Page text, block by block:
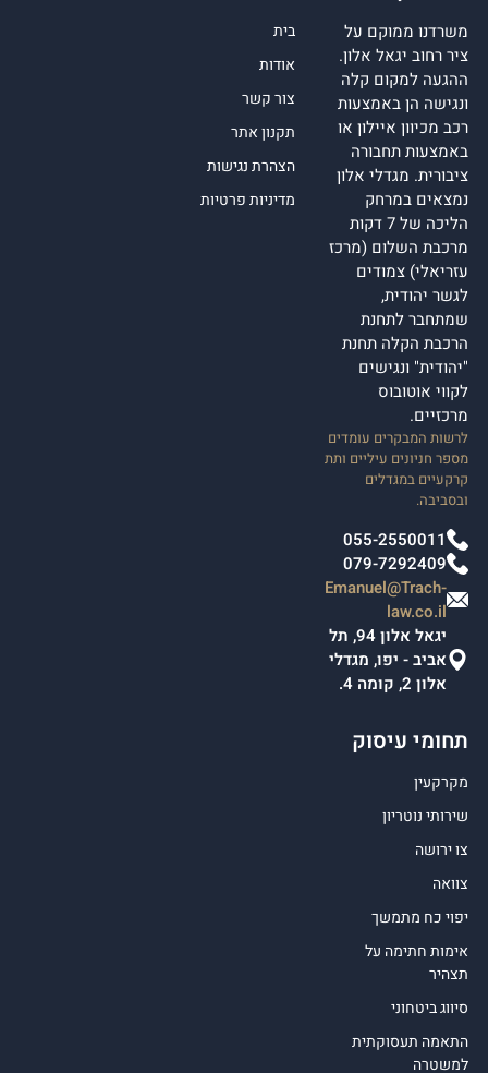
משרדנו ממוקם על
ציר רחוב יגאל אלון.
ההגעה למקום קלה
ונגישה הן באמצעות
רכב מכיוון איילון או
באמצעות תחבורה
ציבורית. מגדלי אלון
נמצאים במרחק
הליכה של 7 דקות
מרכבת השלום (מרכז
עזריאלי) צמודים
לגשר יהודית,
שמתחבר לתחנת
הרכבת הקלה תחנת
"יהודית" ונגישים
לקווי אוטובוס
מרכזיים.
לרשות המבקרים עומדים
מספר חניונים עיליים ותת
קרקעיים במגדלים
ובסביבה.
055-2550011
079-7292409
Emanuel@Trach-
law.co.il
יגאל אלון 94, תל
אביב - יפו, מגדלי
אלון 2, קומה 4.
בית
אודות
צור קשר
תקנון אתר
הצהרת נגישות
מדיניות פרטיות
תחומי עיסוק
מקרקעין
שירותי נוטריון
צו ירושה
צוואה
יפוי כח מתמשך
אימות חתימה על
תצהיר
סיווג ביטחוני
התאמה תעסוקתית
למשטרה